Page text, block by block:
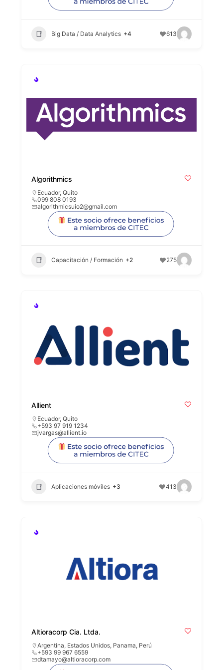
Big Data / Data Analytics +4 613
Algorithmics
Ecuador,Quito
099 808 0193
algorithmicsuio2@gmail.com
Capacitación / Formación +2 275
Allient
Ecuador,Quito
+593 97 919 1234
jvargas@allient.io
Aplicaciones móviles +3 413
Altioracorp Cia. Ltda.
Argentina, Estados Unidos, Panama, Perú
+593 99 967 6559
dtamayo@altioracorp.com